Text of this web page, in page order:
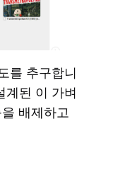
를 추구합니
계된 이 가벼
배제하고